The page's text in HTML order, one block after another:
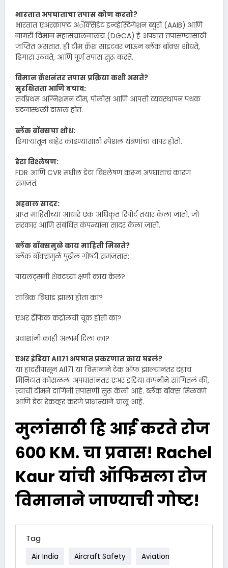
भारतात अपघाताचा तपास कोण करतो?
भारतात एअरक्राफ्ट अॅक्सिडेंट इन्व्हेस्टिगेशन ब्युरो (AAIB) आणि
नागरी विमान महासंचालनालय (DGCA) हे अपघात तपासण्यासाठी
जप्तित असतात. ही टीम क्रॅश साइटवर जाऊन ब्लॅक बॉक्स शोधते,
ढिगारा उठवते, आणि पूर्ण तपास सुरू करते.
विमान क्रॅशनंतर तपास प्रक्रिया कशी असते?
सुरक्षितता आणि बचाव:
सर्वप्रथम अग्निशमन टीम, पोलीस आणि आपत्ती व्यवस्थापन पथक
घटनास्थळी दाखल होतं.
ब्लॅक बॉक्सचा शोध:
ढिगाऱ्यातून बाहेर काढण्यासाठी स्पेशल यंत्रणांचा वापर होतो.
डेटा विश्लेषण:
FDR आणि CVR मधील डेटा विश्लेषण करून अपघाताचं कारण
समजतं.
अहवाल सादर:
प्राप्त माहितीच्या आधारे एक अधिकृत रिपोर्ट तयार केला जातो, जो
सरकार आणि संबंधित कंपन्यांना सादर केला जातो.
ब्लॅक बॉक्समुळे काय माहिती मिळते?
ब्लॅक बॉक्समुळे पुढील गोष्टी समजतात:
पायलट्सनी शेवटच्या क्षणी काय केलं?
तांत्रिक बिघाड झाला होता का?
एअर ट्रॅफिक कंट्रोलची चूक होती का?
प्रवाशांनी काही अलार्म दिला का?
एअर इंडिया AI171 अपघात प्रकरणात काय घडलं?
या हादरीपासून AI171 या विमानाने टेक ऑफ झाल्यानंतर दहाच
मिनिटात कोसळलं. अपघातानंतर एअर इंडिया कंपनीने सांगितलं की,
त्यांची टीमने दागिनी तपासणी सुरू केली आहे. ब्लॅक बॉक्स मिळवणे
आणि डेटा रेकव्हर करणे प्राधान्याने चालू आहे.
मुलांसाठी हि आई करते रोज
६०० KM. चा प्रवास! Rachel
Kaur यांची ऑफिसला रोज
विमानाने जाण्याची गोष्ट!
Tag
Air India Aircraft Safety Aviation